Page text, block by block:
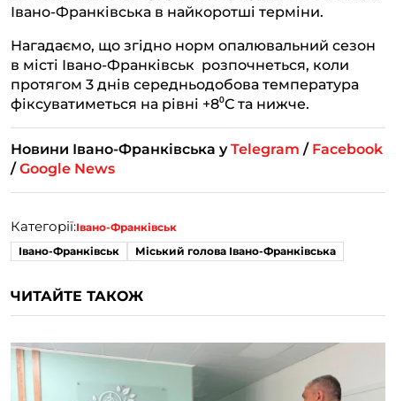
Івано-Франківська в найкоротші терміни.
Нагадаємо, що згідно норм опалювальний сезон
в місті Івано-Франківськ розпочнеться, коли
протягом 3 днів середньодобова температура
фіксуватиметься на рівні +8⁰С та нижче.
Новини Івано-Франківська уTelegram / Facebook
/Google News
Категорії:Івано-Франківськ
Івано-Франківськ
Міський голова Івано-Франківська
ЧИТАЙТЕ ТАКОЖ